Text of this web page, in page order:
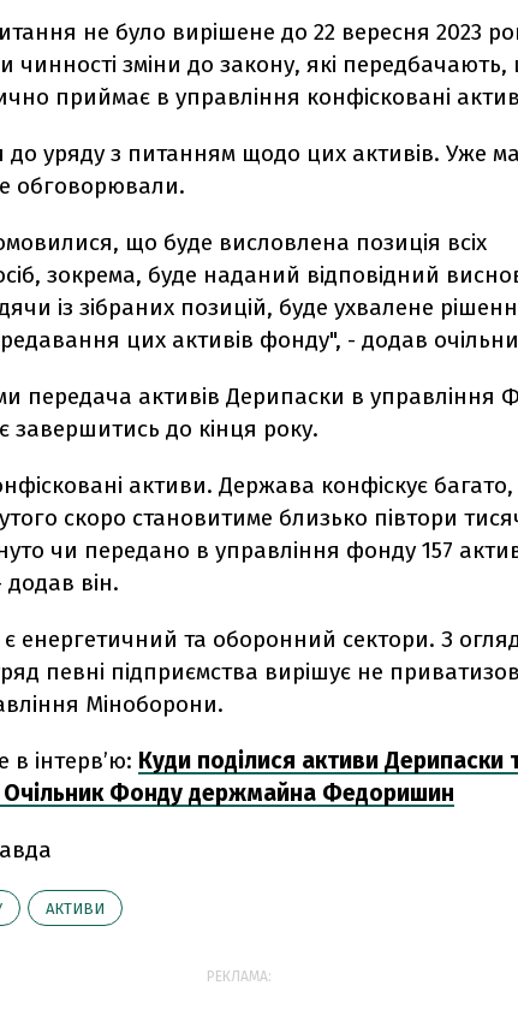
не було вирішене до 22 вересня 2023
чинності зміни до закону, які
приймає в управління конфісковані
уряду з питанням щодо цих активів. Уже
обговорювали.
що буде висловлена позиція всіх
зокрема, буде наданий відповідний
із зібраних позицій, буде ухвалене
цих активів фонду", - додав
передача активів Дерипаски в управління
до кінця року.
активи. Держава конфіскує
скоро становитиме близько півтори
чи передано в управління фонду 157
додав він.
енергетичний та оборонний сектори. З
певні підприємства вирішує не
Міноборони.
в інтерв’ю: Куди поділися активи Дерипаски
Очільник Фонду держмайна Федоришин
АКТИВИ
РЕКЛАМА: